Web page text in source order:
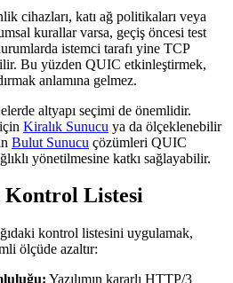
cihazları, katı ağ politikaları veya
kurallar varsa, geçiş öncesi test
istemci tarafı yine TCP
Bu yüzden QUIC etkinleştirmek,
anlamına gelmez.
altyapı seçimi de önemlidir.
Kiralık Sunucu ya da ölçeklenebilir
Bulut Sunucu çözümleri QUIC
yönetilmesine katkı sağlayabilir.
Kontrol Listesi
kontrol listesini uygulamak,
ölçüde azaltır:
Yazılımın kararlı HTTP/3